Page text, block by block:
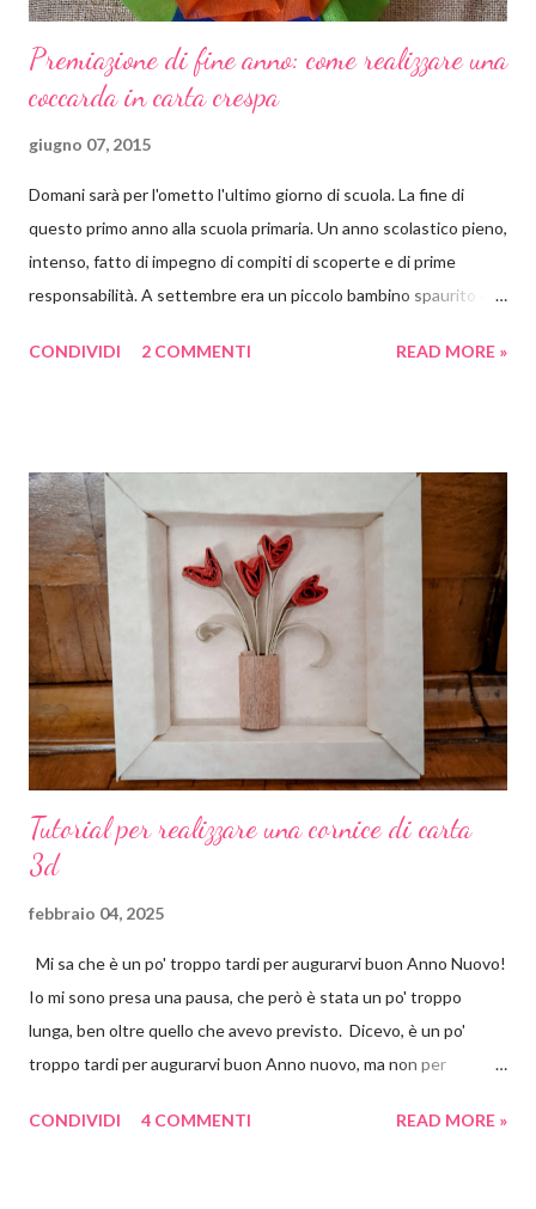
Premiazione di fine anno: come realizzare una
coccarda in carta crespa
giugno 07, 2015
Domani sarà per l'ometto l'ultimo giorno di scuola. La fine di
questo primo anno alla scuola primaria. Un anno scolastico pieno,
intenso, fatto di impegno di compiti di scoperte e di prime
responsabilità. A settembre era un piccolo bambino spaurito con
scrivere. Oggi è un bel ragazzino molto più sicuro, che ha
con una colorata ghirlanda di carta crespa. Per ammortizzare la
spesa di dover comprare 19 coccarde uguali e perché, diciamolo
pure, a me piace impelagarmi in queste cose, le coccarde le ho
realizzate io. Come? Ora ve lo spiego. Materiali occorrenti: carta
crespa colorata basi piccole per spille cartone pressato colla a
caldo 19 tondini di carta con su stampato il n. 1 Io ho comprato la
carta crespa già...
CONDIVIDI 2 COMMENTI READ MORE »
Tutorial per realizzare una cornice di carta
3d
febbraio 04, 2025
Mi sa che è un po' troppo tardi per augurarvi buon Anno Nuovo!
Io mi sono presa una pausa, che però è stata un po' troppo
lunga, ben oltre quello che avevo previsto. Dicevo, è un po'
troppo tardi per augurarvi buon Anno nuovo, ma non per
diciamocelo, qualsiasi avvenimento, qualsiasi data, è un pretesto
CONDIVIDI 4 COMMENTI READ MORE »